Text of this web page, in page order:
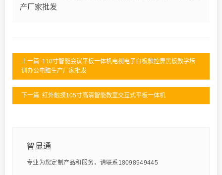
产厂家批发
上一篇: 110寸智能会议平板一体机电视电子白板触控屏黑板教学培
训办公电脑生产厂家批发
下一篇: 红外触摸105寸高清智能教室交互式平板一体机
智显通
专业为您定制产品和服务，请联系18098949445